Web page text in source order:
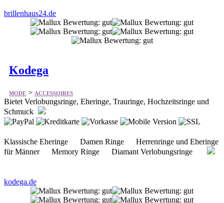
brillenhaus24.de
Kodega
MODE > ACCESSOIRES
Bietet Verlobungsringe, Eheringe, Trauringe, Hochzeitsringe und
Schmuck
Klassische Eheringe Damen Ringe Herrenringe und Eheringe
für Männer Memory Ringe Diamant Verlobungsringe
kodega.de